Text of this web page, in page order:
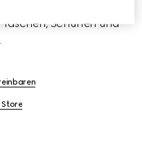
Schuhen und